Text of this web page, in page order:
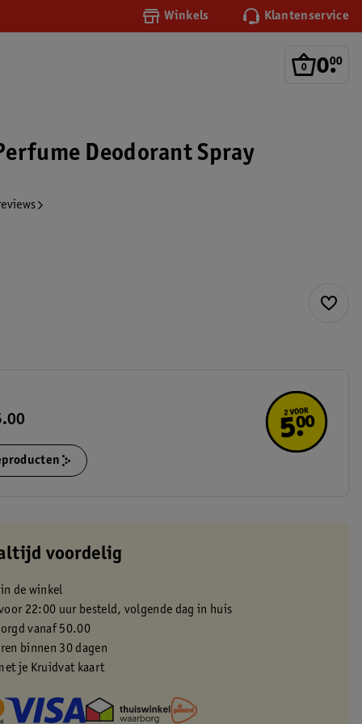
Winkels Klantenservice
0.
00
Deodorant Spray
voordelig
de winkel
22:00 uur besteld, volgende dag in huis
vanaf 50.00
binnen 30 dagen
je Kruidvat kaart